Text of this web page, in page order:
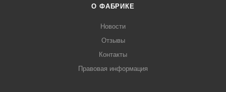
О ФАБРИКЕ
Новости
Отзывы
Контакты
Правовая информация